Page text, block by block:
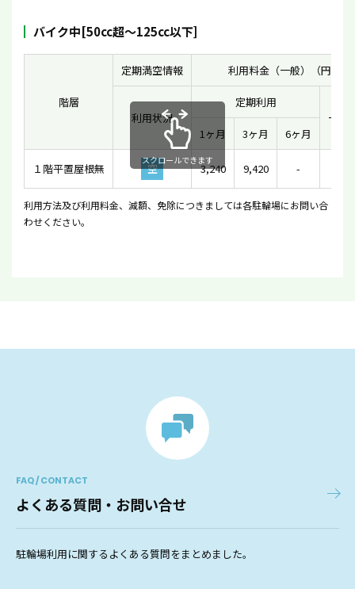
バイク中[50cc超〜125cc以下]
階層
定期満空情報 利用料金（一般）（円）
利用状況
定期利用
一時
1ヶ月
3ヶ月 6ヶ月
１階平置屋根無 空 3,240 9,420 -
スクロールできます
利用方法及び利用料金、減額、免除につきましては各駐輪場にお問い合
わせください。
FAQ / CONTACT
よくある質問・お問い合せ
駐輪場利用に関するよくある質問をまとめました。